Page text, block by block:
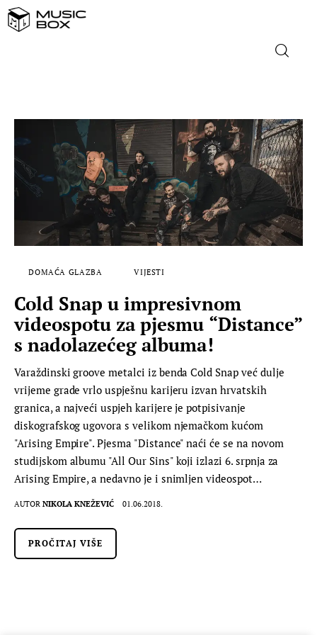
DOMAĆA GLAZBA
STRANA GLAZBA
FILM
MUSIC BOX
DOMAĆA GLAZBA VIJESTI
Cold Snap u impresivnom
videospotu za pjesmu “Distance”
s nadolazećeg albuma!
Varaždinski groove metalci iz benda Cold Snap već dulje
vrijeme grade vrlo uspješnu karijeru izvan hrvatskih
granica, a najveći uspjeh karijere je potpisivanje
diskografskog ugovora s velikom njemačkom kućom
"Arising Empire". Pjesma "Distance" naći će se na novom
studijskom albumu "All Our Sins" koji izlazi 6. srpnja za
Arising Empire, a nedavno je i snimljen videospot…
AUTOR NIKOLA KNEŽEVIĆ 01.06.2018.
PROČITAJ VIŠE